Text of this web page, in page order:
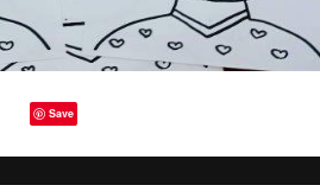
Save